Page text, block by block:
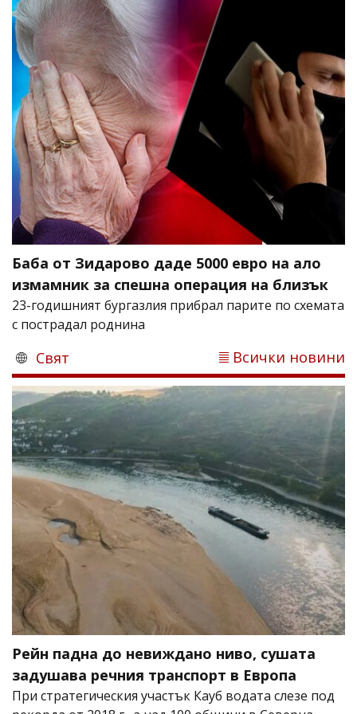
Баба от Зидарово даде 5000 евро на ало
измамник за спешна операция на близък
23-годишният бургазлия прибрал парите по схемата
с пострадал роднина
Свят Всички новини
Рейн падна до невиждано ниво, сушата
задушава речния транспорт в Европа
При стратегическия участък Кауб водата слезе под